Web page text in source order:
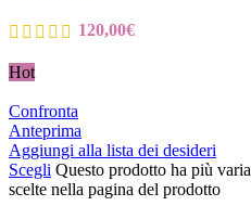
120,00€
Hot
Confronta
Anteprima
Aggiungi alla lista dei desideri
Scegli Questo prodotto ha più
scelte nella pagina del prodotto